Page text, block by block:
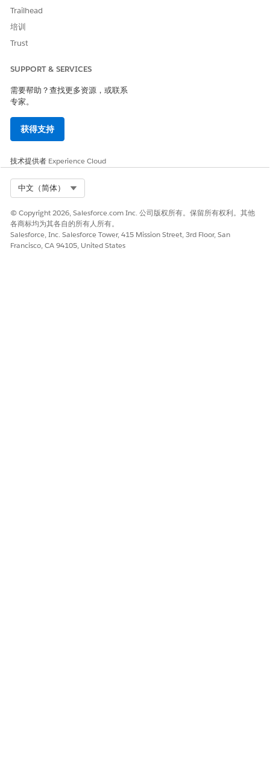
Trailhead
培训
Trust
SUPPORT & SERVICES
需要帮助？查找更多资源，或联系
专家。
获得支持
技术提供者 Experience Cloud
中文（简体）
© Copyright 2026, Salesforce.com Inc. 公司版权所有。保留所有权利。其他
各商标均为其各自的所有人所有。
Salesforce, Inc. Salesforce Tower, 415 Mission Street, 3rd Floor, San
Francisco, CA 94105, United States